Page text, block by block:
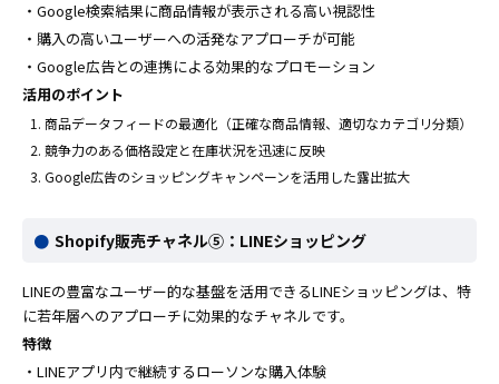
・Google検索結果に商品情報が表示される高い視認性
・購入の高いユーザーへの活発なアプローチが可能
・Google広告との連携による効果的なプロモーション
活用のポイント
商品データフィードの最適化（正確な商品情報、適切なカテゴリ分類）
競争力のある価格設定と在庫状況を迅速に反映
Google広告のショッピングキャンペーンを活用した露出拡大
Shopify販売チャネル⑤：LINEショッピング
LINEの豊富なユーザー的な基盤を活用できるLINEショッピングは、特
に若年層へのアプローチに効果的なチャネルです。
特徴
・LINEアプリ内で継続するローソンな購入体験